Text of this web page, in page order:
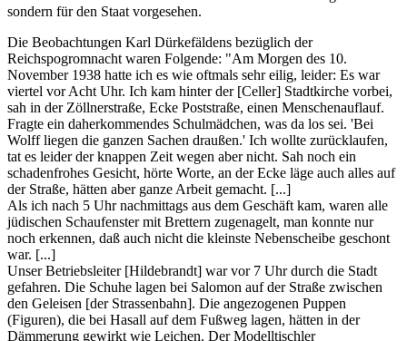
sondern für den Staat vorgesehen.
Die Beobachtungen Karl Dürkefäldens bezüglich der
Reichspogromnacht waren Folgende: "Am Morgen des 10.
November 1938 hatte ich es wie oftmals sehr eilig, leider: Es war
viertel vor Acht Uhr. Ich kam hinter der [Celler] Stadtkirche vorbei,
sah in der Zöllnerstraße, Ecke Poststraße, einen Menschenauflauf.
Fragte ein daherkommendes Schulmädchen, was da los sei. 'Bei
Wolff liegen die ganzen Sachen draußen.' Ich wollte zurücklaufen,
tat es leider der knappen Zeit wegen aber nicht. Sah noch ein
schadenfrohes Gesicht, hörte Worte, an der Ecke läge auch alles auf
der Straße, hätten aber ganze Arbeit gemacht. [...]
Als ich nach 5 Uhr nachmittags aus dem Geschäft kam, waren alle
jüdischen Schaufenster mit Brettern zugenagelt, man konnte nur
noch erkennen, daß auch nicht die kleinste Nebenscheibe geschont
war. [...]
Unser Betriebsleiter [Hildebrandt] war vor 7 Uhr durch die Stadt
gefahren. Die Schuhe lagen bei Salomon auf der Straße zwischen
den Geleisen [der Strassenbahn]. Die angezogenen Puppen
(Figuren), die bei Hasall auf dem Fußweg lagen, hätten in der
Dämmerung gewirkt wie Leichen. Der Modelltischler